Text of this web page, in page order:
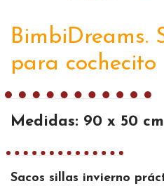
BimbiDreams.
para cochecito
Medidas: 90 x 50 cm
Sacos sillas invierno